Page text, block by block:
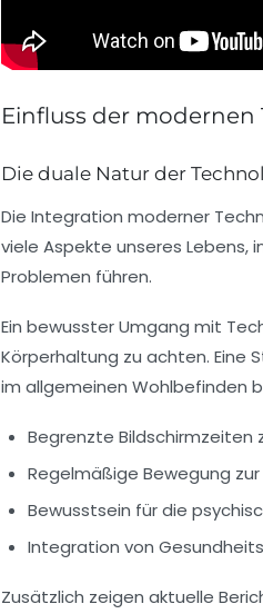
Einfluss der
Die duale Natur der
Die Integration moderner
viele Aspekte unseres
Problemen führen.
Ein bewusster Umgang mit
Körperhaltung zu achten. Eine
im allgemeinen Wohlbefinden
Begrenzte Bildschirmzeiten
Regelmäßige Bewegung
Bewusstsein für die
Integration von
Zusätzlich zeigen aktuelle